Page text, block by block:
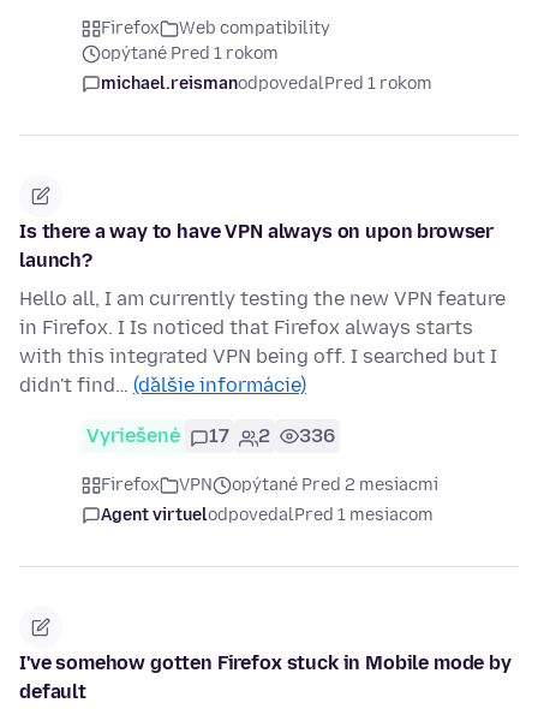
Firefox
Web compatibility
opýtané Pred 1 rokom
michael.reismanodpovedalPred 1 rokom
Is there a way to have VPN always on upon browser
launch?
Hello all, I am currently testing the new VPN feature
in Firefox. I Is noticed that Firefox always starts
with this integrated VPN being off. I searched but I
didn't find… (ďalšie informácie)
Vyriešené 17 2 336
Firefox VPN
opýtané Pred 2 mesiacmi
Agent virtuelodpovedalPred 1 mesiacom
I've somehow gotten Firefox stuck in Mobile mode by
default